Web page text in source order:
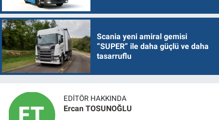
Scania yeni amiral gemisi
“SUPER” ile daha güçlü ve daha
tasarruflu
EDITÖR HAKKINDA
Ercan TOSUNOĞLU